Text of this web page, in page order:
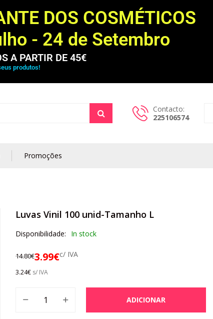
DOS COSMÉTICOS
- 24 de Setembro
A PARTIR DE 45€
produtos!
Contacto:
225106574
Promoções
Luvas Vinil 100 unid-Tamanho L
Disponibilidade: In stock
14.80€3.99€c/ IVA
3.24€ s/ IVA
ADICIONAR